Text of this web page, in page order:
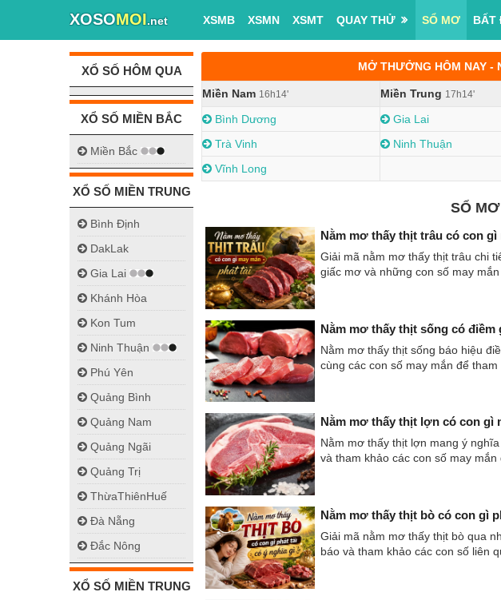
XOSOMOI.net XSMB XSMN XSMT QUAY THỬ SỔ MƠ BẤT
XỔ SỐ HÔM QUA
XỔ SỐ MIỀN BẮC
Miền Bắc
XỔ SỐ MIỀN TRUNG
Bình Định
DakLak
Gia Lai
Khánh Hòa
Kon Tum
Ninh Thuận
Phú Yên
Quảng Bình
Quảng Nam
Quảng Ngãi
Quảng Trị
ThừaThiênHuế
Đà Nẵng
Đắc Nông
XỔ SỐ MIỀN TRUNG
MỞ THƯỞNG HÔM NAY -
Miền Nam 16h14' Miền Trung 17h14'
Bình Dương Gia Lai
Trà Vinh
Ninh Thuận
Vĩnh Long
SỔ MƠ
Nằm mơ thấy thịt trâu có con gì
Giải mã nằm mơ thấy thịt trâu chi
giấc mơ và những con số may mắn
Nằm mơ thấy thịt sống có điềm
Nằm mơ thấy thịt sống báo hiệu
cùng các con số may mắn để tham
Nằm mơ thấy thịt lợn có con gì
Nằm mơ thấy thịt lợn mang ý
và tham khảo các con số may
Nằm mơ thấy thịt bò có con gì
Giải mã nằm mơ thấy thịt bò qua
báo và tham khảo các con số liên